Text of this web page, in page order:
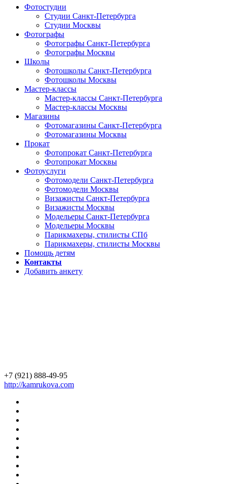
Фотостудии
Студии Санкт-Петербурга
Студии Москвы
Фотографы
Фотографы Санкт-Петербурга
Фотографы Москвы
Школы
Фотошколы Санкт-Петербурга
Фотошколы Москвы
Мастер-классы
Мастер-классы Санкт-Петербурга
Мастер-классы Москвы
Магазины
Фотомагазины Санкт-Петербурга
Фотомагазины Москвы
Прокат
Фотопрокат Санкт-Петербурга
Фотопрокат Москвы
Фотоуслуги
Фотомодели Санкт-Петербурга
Фотомодели Москвы
Визажисты Санкт-Петербурга
Визажисты Москвы
Модельеры Санкт-Петербурга
Модельеры Москвы
Парикмахеры, стилисты СПб
Парикмахеры, стилисты Москвы
Помощь детям
Контакты
Добавить анкету
+7 (921) 888-49-95
http://kamrukova.com